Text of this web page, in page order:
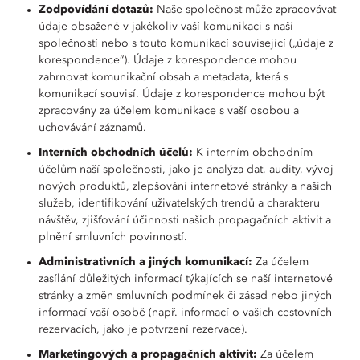
Zodpovídání dotazů: Naše společnost může zpracovávat
údaje obsažené v jakékoliv vaší komunikaci s naší
společností nebo s touto komunikací související („údaje z
korespondence“). Údaje z korespondence mohou
zahrnovat komunikační obsah a metadata, která s
komunikací souvisí. Údaje z korespondence mohou být
zpracovány za účelem komunikace s vaší osobou a
uchovávání záznamů.
Interních obchodních účelů: K interním obchodním
účelům naší společnosti, jako je analýza dat, audity, vývoj
nových produktů, zlepšování internetové stránky a našich
služeb, identifikování uživatelských trendů a charakteru
návštěv, zjišťování účinnosti našich propagačních aktivit a
plnění smluvních povinností.
Administrativních a jiných komunikací: Za účelem
zasílání důležitých informací týkajících se naší internetové
stránky a změn smluvních podmínek či zásad nebo jiných
informací vaší osobě (např. informací o vašich cestovních
rezervacích, jako je potvrzení rezervace).
Marketingových a propagačních aktivit: Za účelem